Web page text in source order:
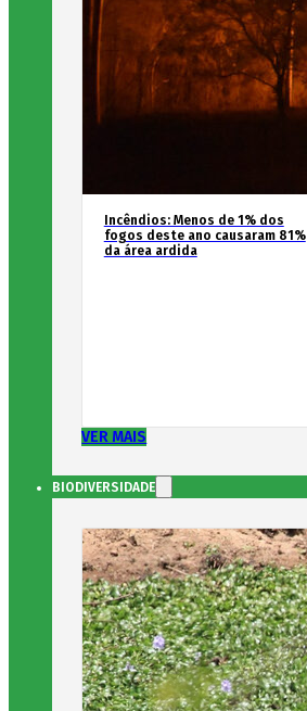
Incêndios: Menos de 1% dos
fogos deste ano causaram 81%
da área ardida
VER MAIS
BIODIVERSIDADE